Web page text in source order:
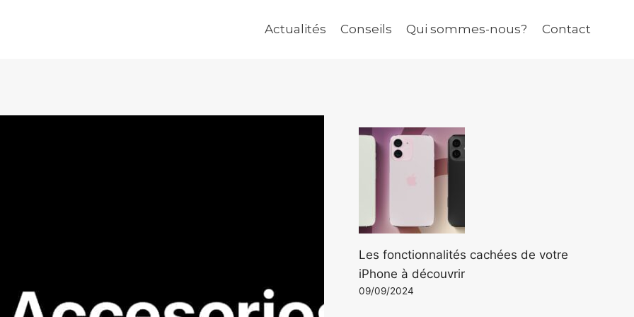
Actualités Conseils Qui sommes-nous? Contact
Les fonctionnalités cachées de votre
iPhone à découvrir
09/09/2024